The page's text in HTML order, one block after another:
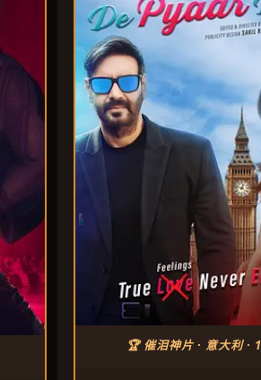
🏆 催泪神片 · 意大利 ·